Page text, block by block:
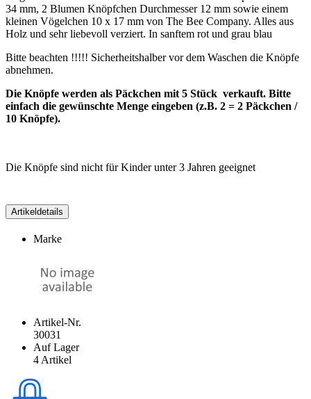
34 mm, 2 Blumen Knöpfchen Durchmesser 12 mm sowie einem
kleinen Vögelchen 10 x 17 mm von The Bee Company. Alles aus
Holz und sehr liebevoll verziert. In sanftem rot und grau blau
Bitte beachten !!!!! Sicherheitshalber vor dem Waschen die Knöpfe
abnehmen.
Die Knöpfe werden als Päckchen mit 5 Stück verkauft. Bitte
einfach die gewünschte Menge eingeben (z.B. 2 = 2 Päckchen /
10 Knöpfe).
Die Knöpfe sind nicht für Kinder unter 3 Jahren geeignet
Artikeldetails
Marke
Artikel-Nr.
30031
Auf Lager
4 Artikel